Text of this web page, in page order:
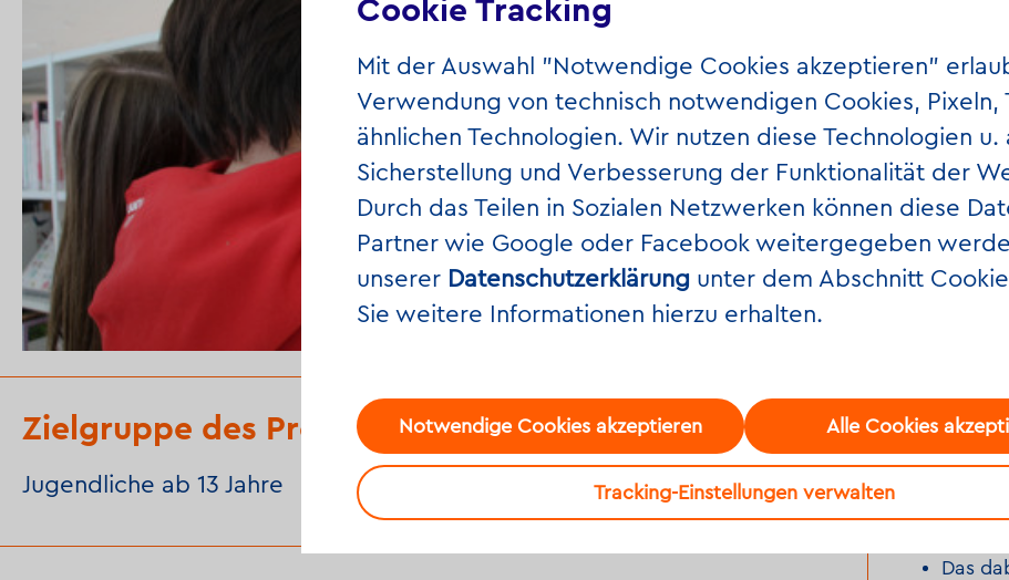
© JFF - Instiut für Medienpädagogik
Zielgruppe des Projekts
Jugendliche ab 13 Jahre
Tutorial
mit
Kathrin
Warum
Projekte
Bei
Das
Cookie Tracking
Mit der Auswahl "Notwendige Cookies akzeptieren"
Verwendung von technisch notwendigen Cookies, Pixeln,
ähnlichen Technologien. Wir nutzen diese Technologien u.
Sicherstellung und Verbesserung der Funktionalität der
Durch das Teilen in Sozialen Netzwerken können diese
Partner wie Google oder Facebook weitergegeben
unserer Datenschutzerklärung unter dem Abschnitt
Sie weitere Informationen hierzu erhalten.
Notwendige Cookies akzeptieren Alle Cookies
Tracking-Einstellungen verwalten